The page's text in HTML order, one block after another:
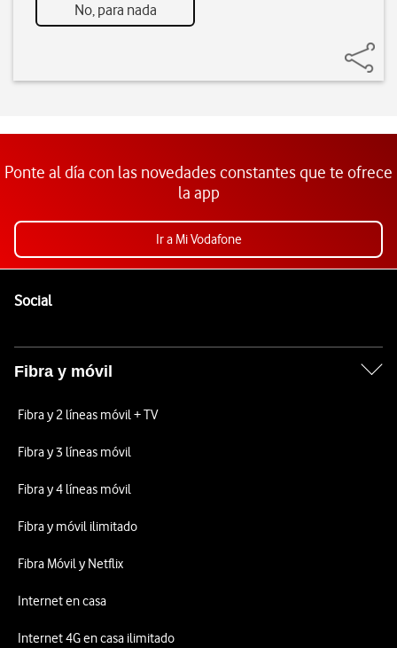
No, para nada
Ponte al día con las novedades constantes que te ofrece
la app
Ir a Mi Vodafone
SocialEnlaces a las redes sociales de Vodafone
Fibra y móvil
Fibra y 2 líneas móvil + TV
Fibra y 3 líneas móvil
Fibra y 4 líneas móvil
Fibra y móvil ilimitado
Fibra Móvil y Netflix
Internet en casa
Internet 4G en casa ilimitado